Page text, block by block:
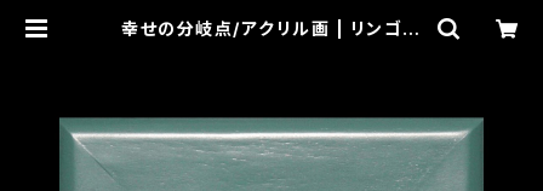
幸せの分岐点/アクリル画 | リンゴの